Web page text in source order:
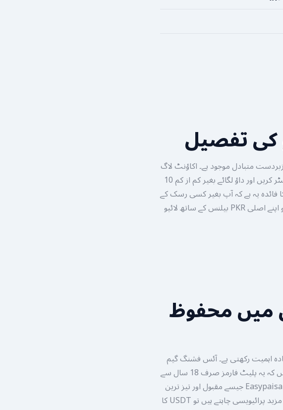
کی تفصیل
زبردست متبادل موجود ہے۔ اکاؤنٹ لاگ
ان کرنے کے بعد آپ اسپیکٹیٹر موڈ تک رسائی حاصل کر سکتے ہیں۔ رجسٹر کریں اور داؤ لگائے بغیر کم از کم 10
فائدہ یہ ہے کہ آپ بغیر کسی رسک کے
گیم پلے میکینکس سمجھ لیتے ہیں اور جب آپ کا اعتماد بحال ہو جائے تو اپنے اصلی PKR بیلنس کے ساتھ لائیو
میں محفوظ
اہمیت رکھتی ہے۔ آئس فشنگ گیم
پاکستان کے مستند اور بین الاقوامی پلیٹ فارمز پر دستیاب ہے۔ یاد رکھیں کہ یہ پلیٹ فارمز صرف 18 سال سے
زائد عمر کے افراد کے لیے ہیں۔ پاکستانی کھلاڑیوں کے لیے JazzCash اور Easypaisa جیسے مقبول اور تیز ترین
مقامی طریقے موجود ہیں جو اسے انتہائی قابل رسائی بناتے ہیں۔ اگر آپ مزید پرائیویسی چاہتے ہیں تو USDT کا